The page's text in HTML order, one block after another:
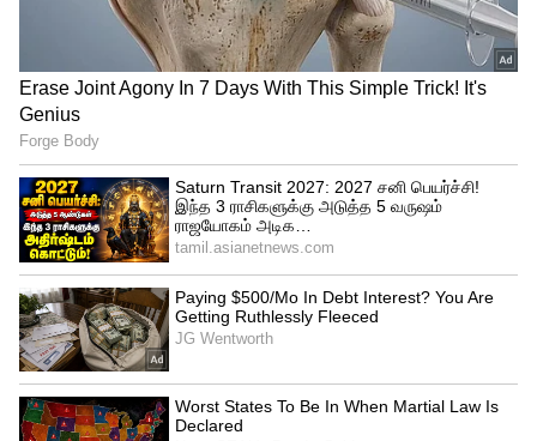
எந்த நேரத்தை தவிர்க்க வேண்டும் :
ராகுகாலம் : காலை 10.30 முதல் 12.00 வரை
எமகண்டம் : மாலை 3.00 முதல் 4.30 வரை
குளிகை : காலை 7.30 முதல் 9.00 வரை
சூலம் : மேற்கு.